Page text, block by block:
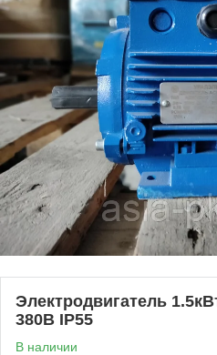
Электродвигатель
380В IP55
В наличии